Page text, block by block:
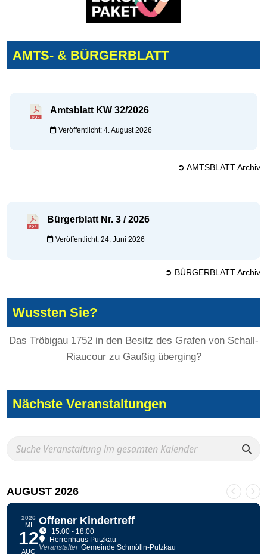
AMTS- & BÜRGERBLATT
Amtsblatt KW 32/2026
Veröffentlicht: 4. August 2026
➲ AMTSBLATT Archiv
Bürgerblatt Nr. 3 / 2026
Veröffentlicht: 24. Juni 2026
➲ BÜRGERBLATT Archiv
Wussten Sie?
Das Tröbigau 1752 in den Besitz des Grafen von Schall-
Riaucour zu Gaußig überging?
Nächste Veranstaltungen
AUGUST 2026
2026
MI
12
AUG
Offener Kindertreff
15:00 - 18:00
Herrenhaus Putzkau
Veranstalter Gemeinde Schmölln-Putzkau